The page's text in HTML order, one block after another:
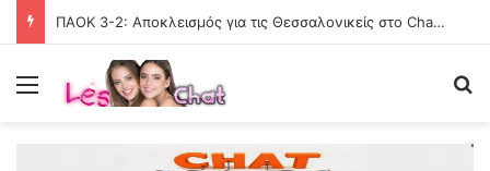
ΠΑΟΚ 3-2: Αποκλεισμός για τις Θεσσαλονικείς στο Champions League γυναικών
Menu